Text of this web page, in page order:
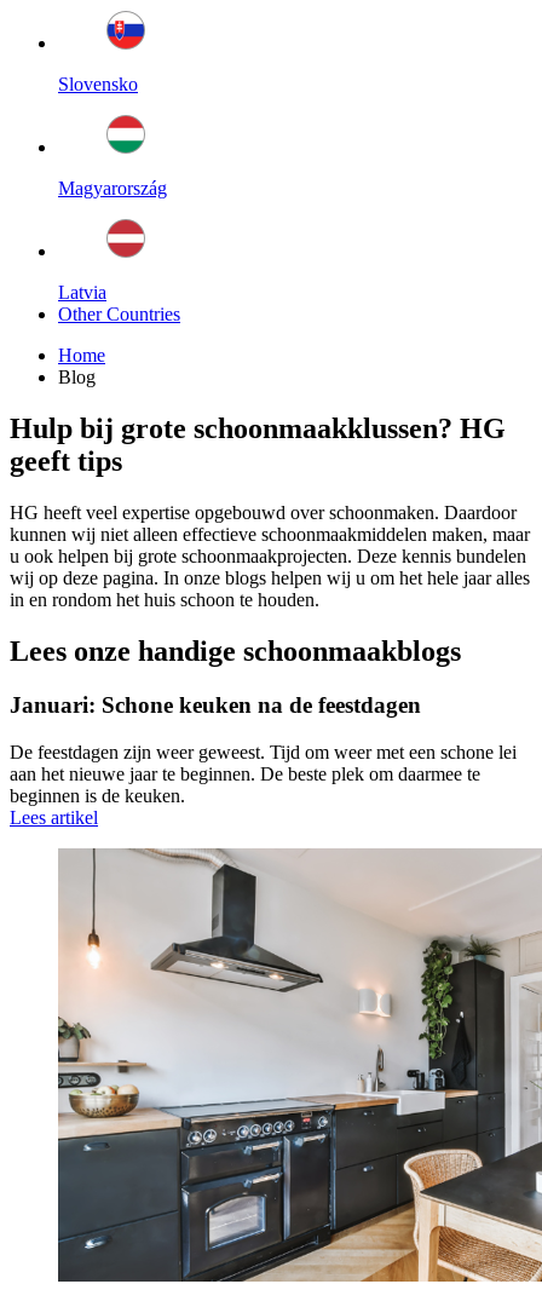
Slovensko
Magyarország
Latvia
Other Countries
Home
Blog
Hulp bij grote schoonmaakklussen? HG
geeft tips
HG heeft veel expertise opgebouwd over schoonmaken. Daardoor
kunnen wij niet alleen effectieve schoonmaakmiddelen maken, maar
u ook helpen bij grote schoonmaakprojecten. Deze kennis bundelen
wij op deze pagina. In onze blogs helpen wij u om het hele jaar alles
in en rondom het huis schoon te houden.
Lees onze handige schoonmaakblogs
Januari: Schone keuken na de feestdagen
De feestdagen zijn weer geweest. Tijd om weer met een schone lei
aan het nieuwe jaar te beginnen. De beste plek om daarmee te
beginnen is de keuken.
Lees artikel